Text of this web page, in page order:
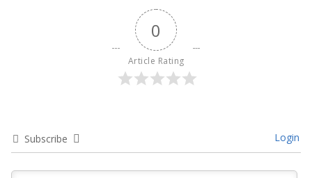
0
Article Rating
Subscribe Login